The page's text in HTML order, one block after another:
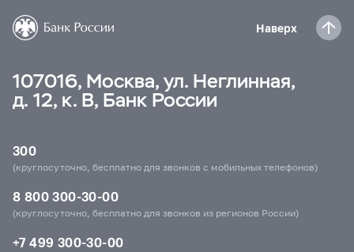
Наверх
107016, Москва, ул. Неглинная,
д. 12, к. В, Банк России
300
(круглосуточно, бесплатно для звонков с мобильных телефонов)
8 800 300-30-00
(круглосуточно, бесплатно для звонков из регионов России)
+7 499 300-30-00